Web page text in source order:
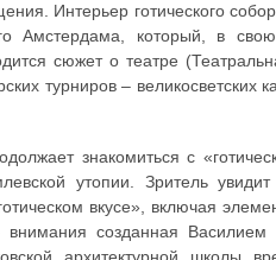
Интерьер готического
Амстердама, который, в
сюжет о театре
турниров – великосветских
знакомиться с
утопии. Зритель
вкусе», включая
созданная